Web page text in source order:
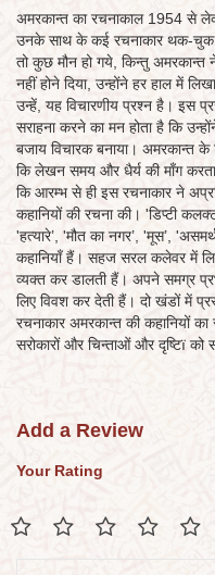
अमरकान्त का रचनाकाल 1954
उनके साथ के कई रचनाकार थक-चुक
तो कुछ मौन हो गये, किन्तु अमरकान्त
नहीं होने दिया, उन्होंने हर हाल में
उन्हें, यह विचारणीय प्रश्न है। इस
सराहना करने का मन होता है कि
बजाय विचारक बनाया। अमरकान्त
कि लेखन समय और धैर्य की माँग करता
कि आरम्भ से ही इस रचनाकार ने
कहानियों की रचना की। 'डिप्टी
'हत्यारे’, 'मौत का नगर’, 'मूस’,
कहानियाँ हैं। सहज सरल कलेवर में
व्यक्त कर डालती हैं। अपने समग्र
लिए विवश कर देती हैं। दो खंडों में
रचनाकार अमरकान्त की कहानियों
सरोकारों और चिन्ताओं और दृष्टिï को
Add a Review
Your Rating